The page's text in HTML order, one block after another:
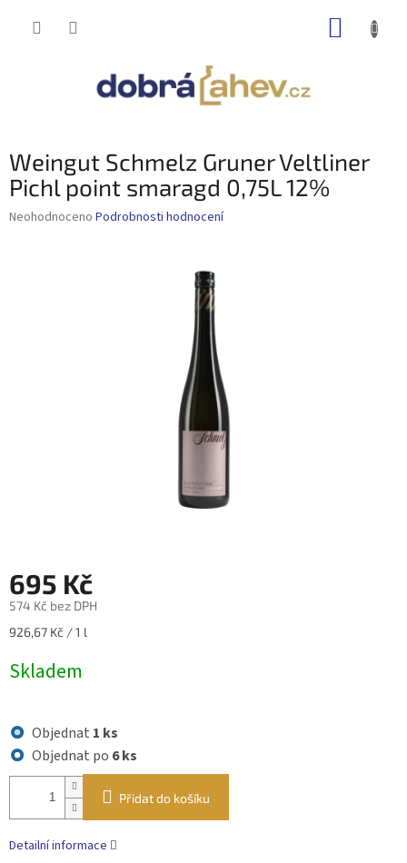
Weingut Schmelz Gruner Veltliner
Pichl point smaragd 0,75L 12%
Průměrné
Neohodnoceno Podrobnosti hodnocení
695 Kč
574 Kč bez DPH
Měrná
926,67 Kč / 1 l
Skladem
Objednat 1 ks
Objednat po 6 ks
Přidat do košíku
Detailní informace